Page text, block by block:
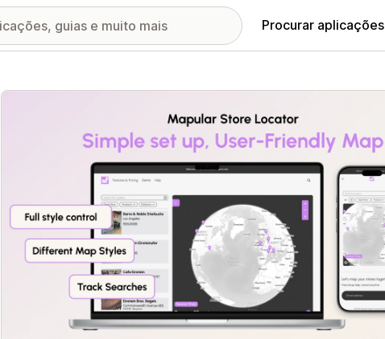
Procurar aplicações
Galeria de imagens em destaque